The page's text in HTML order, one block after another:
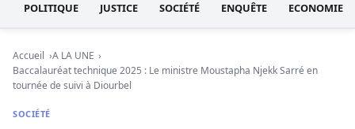
POLITIQUE JUSTICE SOCIÉTÉ ENQUÊTE ECONOMIE
Accueil
A LA UNE
Baccalauréat technique 2025 : Le ministre Moustapha Njekk Sarré en
tournée de suivi à Diourbel
SOCIÉTÉ